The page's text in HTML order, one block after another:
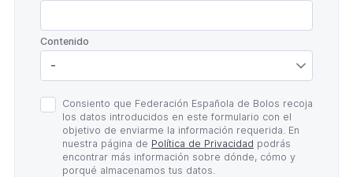
Contenido
Política
de
Privacidad
Consiento que Federación Española de Bolos recoja
los datos introducidos en este formulario con el
objetivo de enviarme la información requerida. En
nuestra página de Política de Privacidad podrás
encontrar más información sobre dónde, cómo y
porqué almacenamos tus datos.